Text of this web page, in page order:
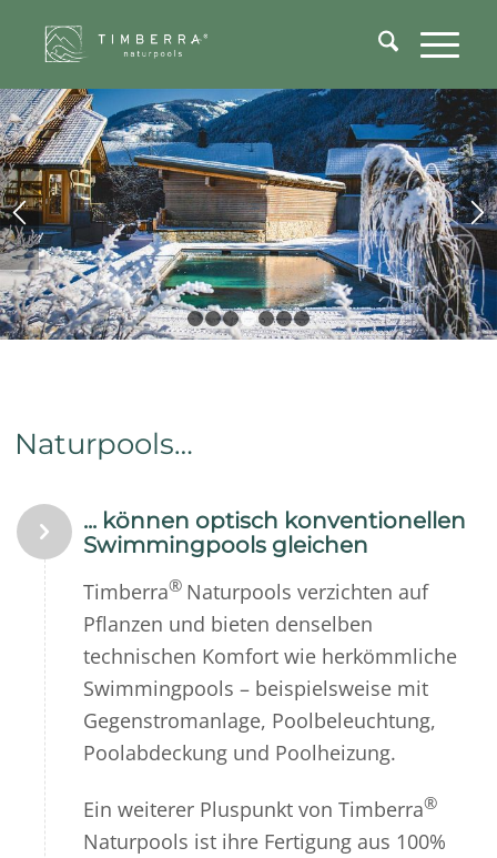
1 2 3 4 5 6 7
Naturpools…
... können optisch konventionellen
Swimmingpools gleichen
Timberra® Naturpools verzichten auf
Pflanzen und bieten denselben
technischen Komfort wie herkömmliche
Swimmingpools – beispielsweise mit
Gegenstromanlage, Poolbeleuchtung,
Poolabdeckung und Poolheizung.
Ein weiterer Pluspunkt von Timberra®
Naturpools ist ihre Fertigung aus 100%